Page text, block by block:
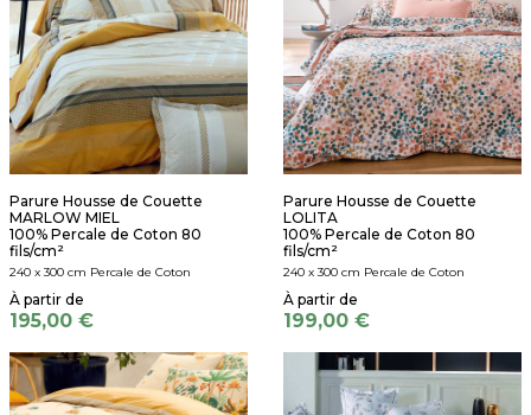
Parure Housse de Couette
MARLOW MIEL
100% Percale de Coton 80
fils/cm²
240 x 300 cm Percale de Coton
195,00 €
Parure Housse de Couette
LOLITA
100% Percale de Coton 80
fils/cm²
240 x 300 cm Percale de Coton
199,00 €